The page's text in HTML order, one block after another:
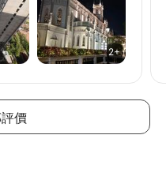
前台員工說我是訂四日
不友善要求我出事訂單,
2+
價